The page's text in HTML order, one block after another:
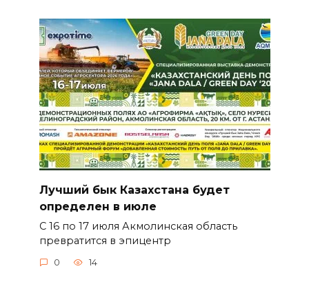
Лучший бык Казахстана будет
определен в июле
С 16 по 17 июля Акмолинская область
превратится в эпицентр
0 14